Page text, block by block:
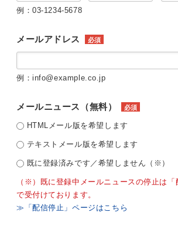
例：03-1234-5678
メールアドレス 必須
例：info@example.co.jp
メールニュース（無料） 必須
HTMLメール版を希望します
テキストメール版を希望します
既に登録済みです／希望しません（※）
（※）既に登録中メールニュースの停止は「
で受付けております。
≫「配信停止」ページはこちら